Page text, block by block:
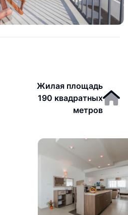
Жилая площадь
190 квадратных
метров